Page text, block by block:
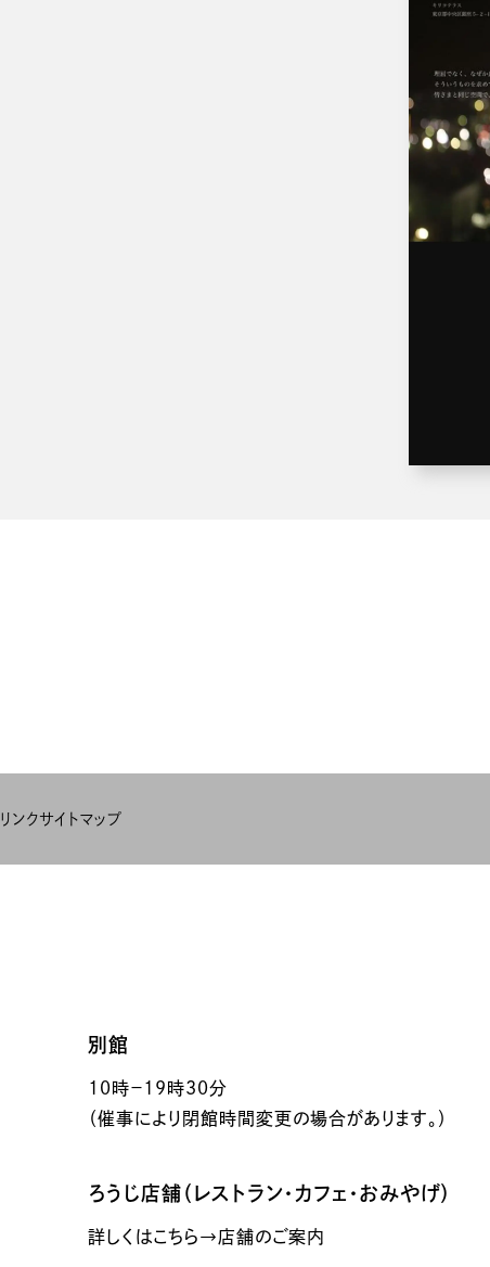
リンクサイトマップ
別館
10時－19時30分
（催事により閉館時間変更の場合があります。）
ろうじ店舗（レストラン・カフェ・おみやげ）
詳しくはこちら→店舗のご案内